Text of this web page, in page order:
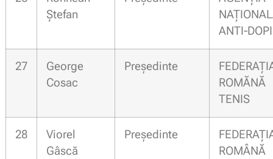
Ștefan
ANTI-
27
George
Cosac
Președinte
TENIS
28
Viorel
Gâscă
Președinte